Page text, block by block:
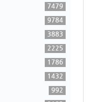
7479
9784
3883
2225
1786
1432
992